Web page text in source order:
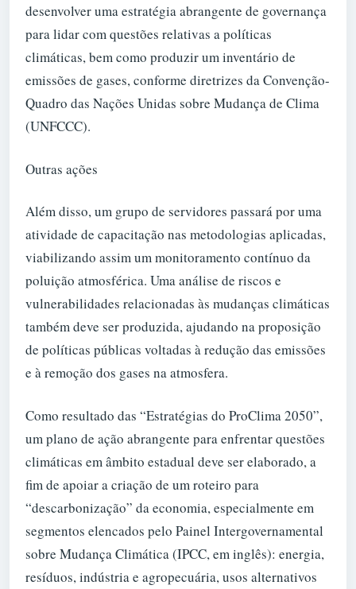
desenvolver uma estratégia abrangente de governança
para lidar com questões relativas a políticas
climáticas, bem como produzir um inventário de
emissões de gases, conforme diretrizes da Convenção-
Quadro das Nações Unidas sobre Mudança de Clima
(UNFCCC).
Outras ações
Além disso, um grupo de servidores passará por uma
atividade de capacitação nas metodologias aplicadas,
viabilizando assim um monitoramento contínuo da
poluição atmosférica. Uma análise de riscos e
vulnerabilidades relacionadas às mudanças climáticas
também deve ser produzida, ajudando na proposição
de políticas públicas voltadas à redução das emissões
e à remoção dos gases na atmosfera.
Como resultado das “Estratégias do ProClima 2050”,
um plano de ação abrangente para enfrentar questões
climáticas em âmbito estadual deve ser elaborado, a
fim de apoiar a criação de um roteiro para
“descarbonização” da economia, especialmente em
segmentos elencados pelo Painel Intergovernamental
sobre Mudança Climática (IPCC, em inglês): energia,
resíduos, indústria e agropecuária, usos alternativos